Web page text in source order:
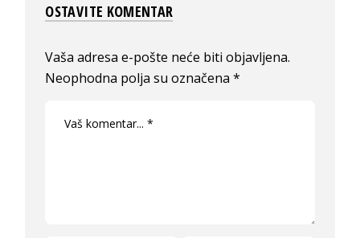
OSTAVITE KOMENTAR
Vaša adresa e-pošte neće biti objavljena.
Neophodna polja su označena*